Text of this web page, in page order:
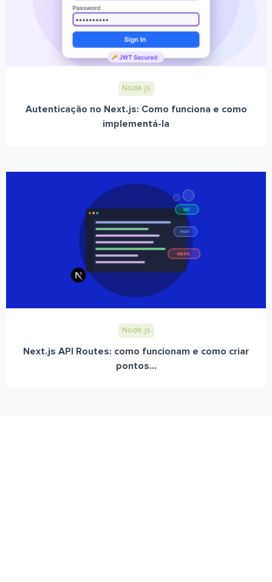
Node.js
Autenticação no Next.js: Como funciona e como
implementá-la
Node.js
Next.js API Routes: como funcionam e como criar
pontos...